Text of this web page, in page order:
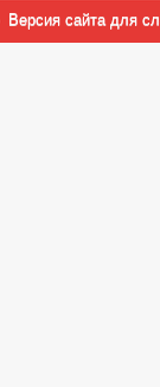
Версия сайта для